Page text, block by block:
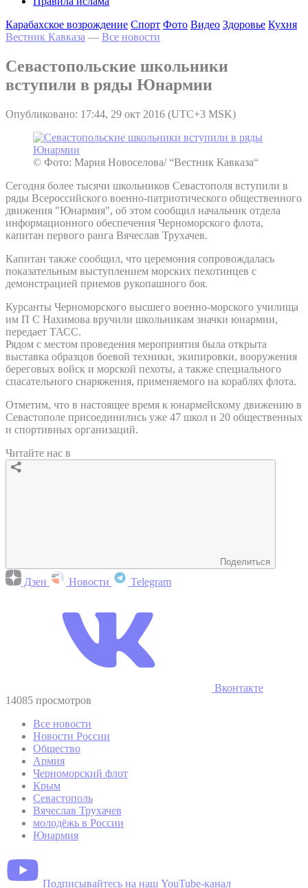
Карабахское возрождение Спорт Фото Видео Здоровье Кухня
Вестник Кавказа — Все новости
Севастопольские школьники
вступили в ряды Юнармии
Опубликовано: 17:44, 29 окт 2016 (UTC+3 MSK)
© Фото: Мария Новоселова/ “Вестник Кавказа“
Сегодня более тысячи школьников Севастополя вступили в
ряды Всероссийского военно-патриотического общественного
движения "Юнармия", об этом сообщил начальник отдела
информационного обеспечения Черноморского флота,
капитан первого ранга Вячеслав Трухачев.
Капитан также сообщил, что церемония сопровождалась
показательным выступлением морских пехотинцев с
демонстрацией приемов рукопашного боя.
Курсанты Черноморского высшего военно-морского училища
им П С Нахимова вручили школьникам значки юнармии,
передает ТАСС.
Рядом с местом проведения мероприятия была открыта
выставка образцов боевой техники, экипировки, вооружения
береговых войск и морской пехоты, а также специального
спасательного снаряжения, применяемого на кораблях флота.
Отметим, что в настоящее время к юнармейскому движению в
Севастополе присоединились уже 47 школ и 20 общественных
и спортивных организаций.
Читайте нас в
Поделиться
Дзен Новости Telegram
Вконтакте
14085 просмотров
Все новости
Новости России
Общество
Армия
Черноморский флот
Крым
Севастополь
Вячеслав Трухачев
молодёжь в России
Юнармия
Подписывайтесь на наш YouTube-канал